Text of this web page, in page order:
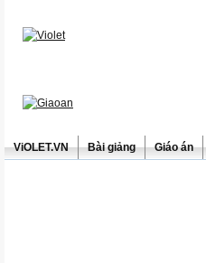
ViOLET.VN Bài giảng Giáo án